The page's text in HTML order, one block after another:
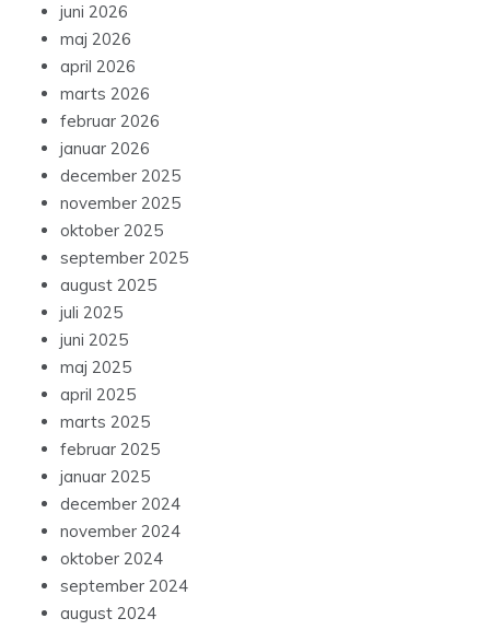
juni 2026
maj 2026
april 2026
marts 2026
februar 2026
januar 2026
december 2025
november 2025
oktober 2025
september 2025
august 2025
juli 2025
juni 2025
maj 2025
april 2025
marts 2025
februar 2025
januar 2025
december 2024
november 2024
oktober 2024
september 2024
august 2024